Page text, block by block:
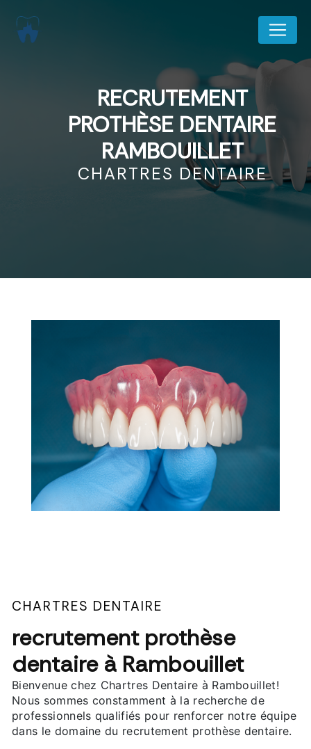
RECRUTEMENT
PROTHÈSE DENTAIRE
RAMBOUILLET
CHARTRES DENTAIRE
CHARTRES DENTAIRE
recrutement prothèse
dentaire à Rambouillet
Bienvenue chez Chartres Dentaire à Rambouillet!
Nous sommes constamment à la recherche de
professionnels qualifiés pour renforcer notre équipe
dans le domaine du recrutement prothèse dentaire.